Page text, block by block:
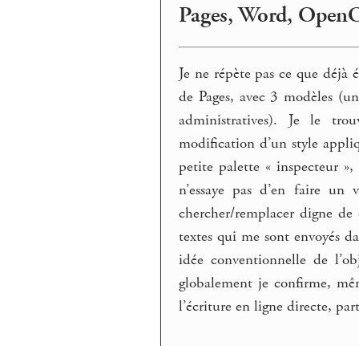
Pages, Word,
Je ne répète pas ce que déjà
de Pages, avec 3 modèles
administratives). Je le
modification d’un style
petite palette « inspecteur
n’essaye pas d’en faire
chercher/remplacer digne
textes qui me sont envoyés
idée conventionnelle de
globalement je confirme,
l’écriture en ligne directe,